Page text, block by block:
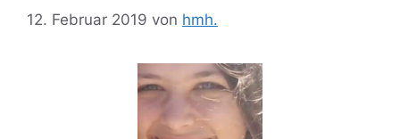
12. Februar 2019 von hmh.